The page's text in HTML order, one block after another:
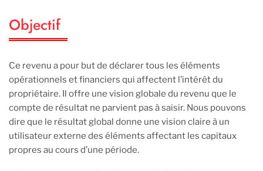
Objectif
Ce revenu a pour but de déclarer tous les éléments
opérationnels et financiers qui affectent l’intérêt du
propriétaire. Il offre une vision globale du revenu que le
compte de résultat ne parvient pas à saisir. Nous pouvons
dire que le résultat global donne une vision claire à un
utilisateur externe des éléments affectant les capitaux
propres au cours d’une période.